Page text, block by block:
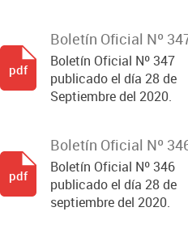
Boletín Oficial Nº
Boletín Oficial Nº 347
publicado el día 28 de
Septiembre del 2020.
pdf
Boletín Oficial Nº
Boletín Oficial Nº 346
publicado el día 28 de
septiembre del 2020.
pdf